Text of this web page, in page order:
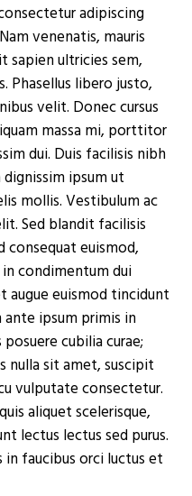
adipiscing
venenatis, mauris
sapien ultricies sem,
Phasellus libero justo,
velit. Donec cursus
massa mi, porttitor
dui. Duis facilisis nibh
ipsum ut
mollis. Vestibulum ac
Sed blandit facilisis
consequat euismod,
condimentum dui
augue euismod tincidunt
ipsum primis in
cubilia curae;
nulla sit amet, suscipit
vulputate consectetur.
aliquet scelerisque,
lectus lectus sed purus.
faucibus orci luctus et